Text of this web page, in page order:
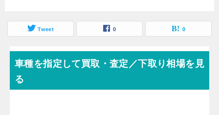
Tweet 0 0
車種を指定して買取・査定／下取り相場を見
る